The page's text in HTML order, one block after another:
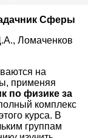
Сферы
Ломаченков
на
применяя
по физике за
комплекс
курса. В
группам